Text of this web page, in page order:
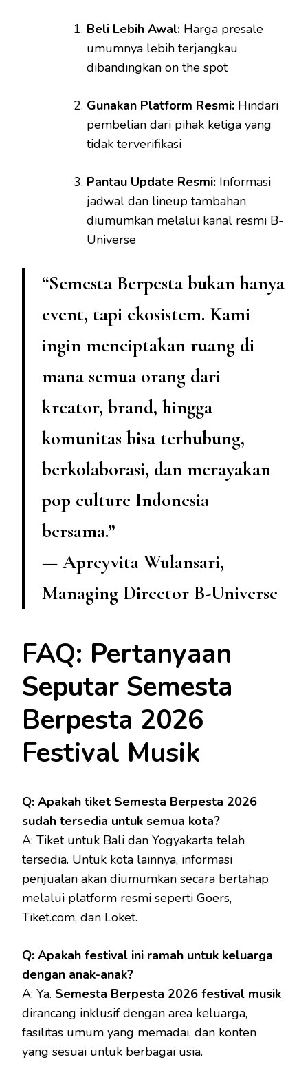
Beli Lebih Awal: Harga presale
umumnya lebih terjangkau
dibandingkan on the spot
Gunakan Platform Resmi: Hindari
pembelian dari pihak ketiga yang
tidak terverifikasi
Pantau Update Resmi: Informasi
jadwal dan lineup tambahan
diumumkan melalui kanal resmi B-
Universe
“Semesta Berpesta bukan hanya
event, tapi ekosistem. Kami
ingin menciptakan ruang di
mana semua orang dari
kreator, brand, hingga
komunitas bisa terhubung,
berkolaborasi, dan merayakan
pop culture Indonesia
bersama.”
— Apreyvita Wulansari,
Managing Director B-Universe
FAQ: Pertanyaan
Seputar Semesta
Berpesta 2026
Festival Musik
Q: Apakah tiket Semesta Berpesta 2026
sudah tersedia untuk semua kota?
A: Tiket untuk Bali dan Yogyakarta telah
tersedia. Untuk kota lainnya, informasi
penjualan akan diumumkan secara bertahap
melalui platform resmi seperti Goers,
Tiket.com, dan Loket.
Q: Apakah festival ini ramah untuk keluarga
dengan anak-anak?
A: Ya. Semesta Berpesta 2026 festival musik
dirancang inklusif dengan area keluarga,
fasilitas umum yang memadai, dan konten
yang sesuai untuk berbagai usia.